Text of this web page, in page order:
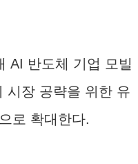
AI 반도체 기업 모빌
시장 공략을 위한 유
로 확대한다.